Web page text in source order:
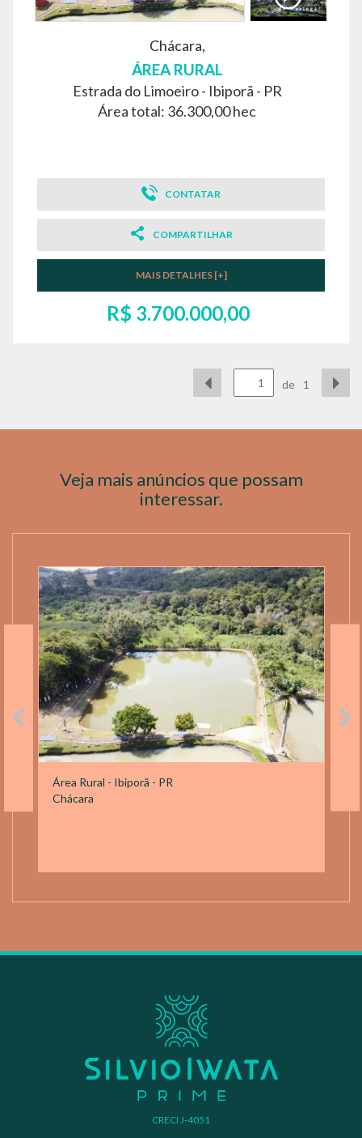
Chácara,
ÁREA RURAL
Estrada do Limoeiro - Ibiporã - PR
Área total: 36.300,00 hec
CONTATAR
COMPARTILHAR
MAIS DETALHES [+]
R$ 3.700.000,00
de 1
Veja mais anúncios que possam
interessar.
Área Rural - Ibiporã - PR
Chácara
CRECI J-4051